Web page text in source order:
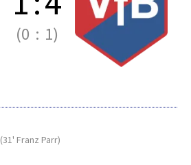
(0 : 1)
(31' Franz Parr)